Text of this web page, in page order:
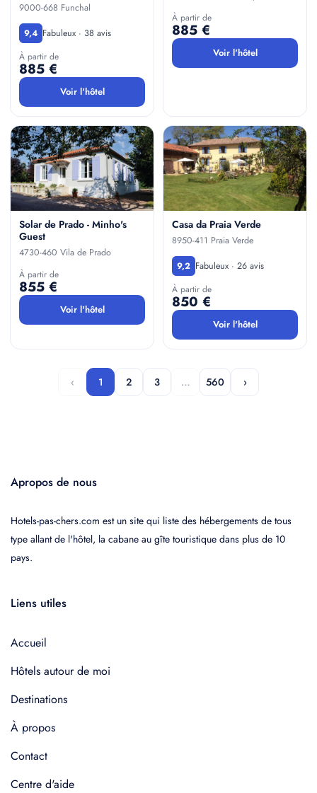
9000-668 Funchal
9,4 Fabuleux · 38 avis
À partir de
885 €
Voir l'hôtel
À partir de
885 €
Voir l'hôtel
Solar de Prado - Minho's
Guest
4730-460 Vila de Prado
À partir de
855 €
Voir l'hôtel
Casa da Praia Verde
8950-411 Praia Verde
9,2 Fabuleux · 26 avis
À partir de
850 €
Voir l'hôtel
‹ 1 2 3 … 560 ›
Apropos de nous
Hotels-pas-chers.com est un site qui liste des hébergements de tous
type allant de l'hôtel, la cabane au gîte touristique dans plus de 10
pays.
Liens utiles
Accueil
Hôtels autour de moi
Destinations
À propos
Contact
Centre d'aide